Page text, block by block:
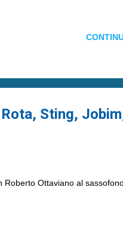
Sting,
Ottaviano al